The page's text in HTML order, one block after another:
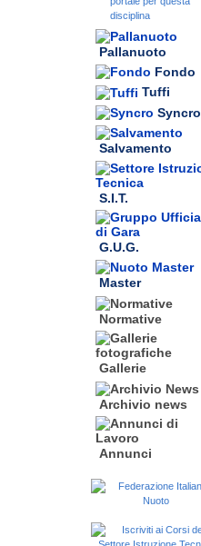
Pallanuoto
Fondo
Tuffi
Syncro
Salvamento
S.I.T.
G.U.G.
Master
Normative
Gallerie
Archivio news
Annunci